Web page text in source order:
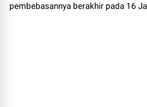
pembebasannya berakhir pada 16